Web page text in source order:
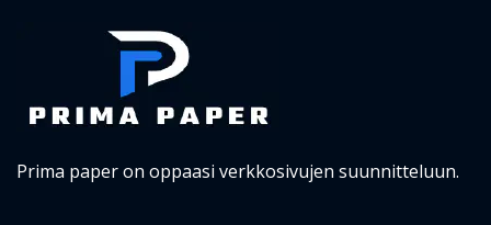
Prima paper on oppaasi verkkosivujen suunnitteluun.